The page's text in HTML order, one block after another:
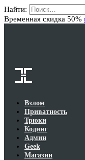
Найти:
Временная скидка 50%
Взлом
Приватность
Трюки
Кодинг
Админ
Geek
Магазин